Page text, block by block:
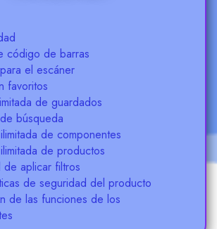
código de barras
el escáner
favoritos
de guardados
búsqueda
de componentes
de productos
de aplicar filtros
de seguridad del producto
de las funciones de los